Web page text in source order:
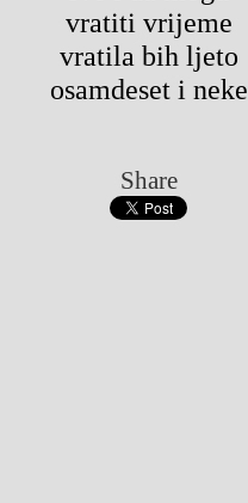
vratiti vrijeme
vratila bih ljeto
osamdeset i neke
Share